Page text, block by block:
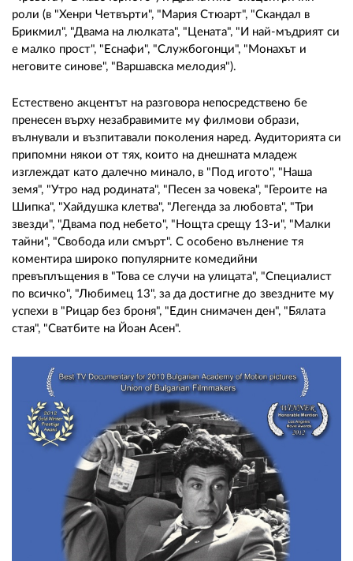
роли (в "Хенри Четвърти", "Мария Стюарт", "Скандал в
Брикмил", "Двама на люлката", "Цената", "И най-мъдрият си
е малко прост", "Еснафи", "Службогонци", "Монахът и
неговите синове", "Варшавска мелодия").
Естествено акцентът на разговора непосредствено бе
пренесен върху незабравимите му филмови образи,
вълнували и възпитавали поколения наред. Аудиторията си
припомни някои от тях, които на днешната младеж
изглеждат като далечно минало, в "Под игото", "Наша
земя", "Утро над родината", "Песен за човека", "Героите на
Шипка", "Хайдушка клетва", "Легенда за любовта", "Три
звезди", "Двама под небето", "Нощта срещу 13-и", "Малки
тайни", "Свобода или смърт". С особено вълнение тя
коментира широко популярните комедийни
превъплъщения в "Това се случи на улицата", "Специалист
по всичко", "Любимец 13", за да достигне до звездните му
успехи в "Рицар без броня", "Един снимачен ден", "Бялата
стая", "Сватбите на Йоан Асен".